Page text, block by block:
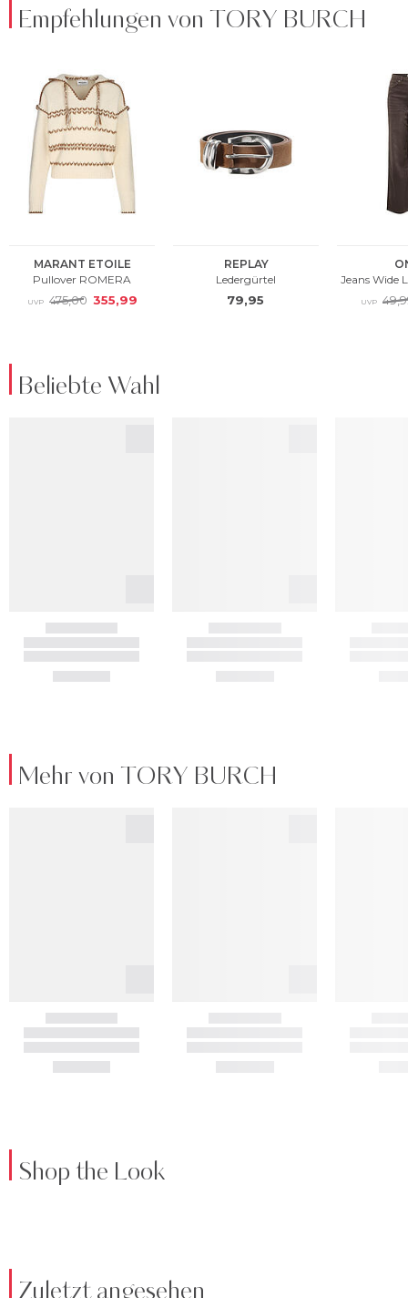
Empfehlungen von TORY BURCH
Beliebte Wahl
Mehr von TORY BURCH
Shop the Look